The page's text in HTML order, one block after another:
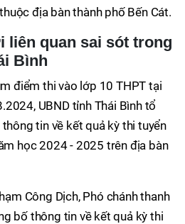
địa bàn thành phố Bến Cát.
liên quan sai sót trong
Bình
điểm thi vào lớp 10 THPT tại
UBND tỉnh Thái Bình tổ
tin về kết quả kỳ thi tuyển
học 2024 - 2025 trên địa bàn
Công Dịch, Phó chánh thanh
bố thông tin về kết quả kỳ thi